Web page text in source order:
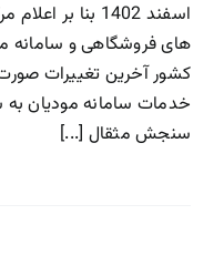
اسفند 1402 بنا
های فروشگاهی و سامانه
کشور آخرین تغییرات
خدمات سامانه مودیان
سنجش مثقال [...]